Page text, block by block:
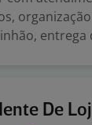
entrega
De